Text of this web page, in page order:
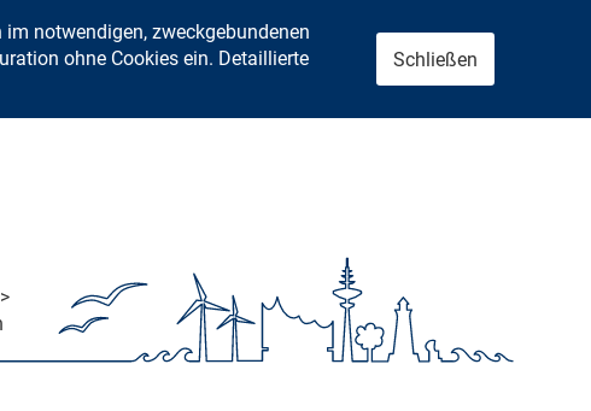
notwendigen, zweckgebundenen
ohne Cookies ein. Detaillierte
Schließen
>